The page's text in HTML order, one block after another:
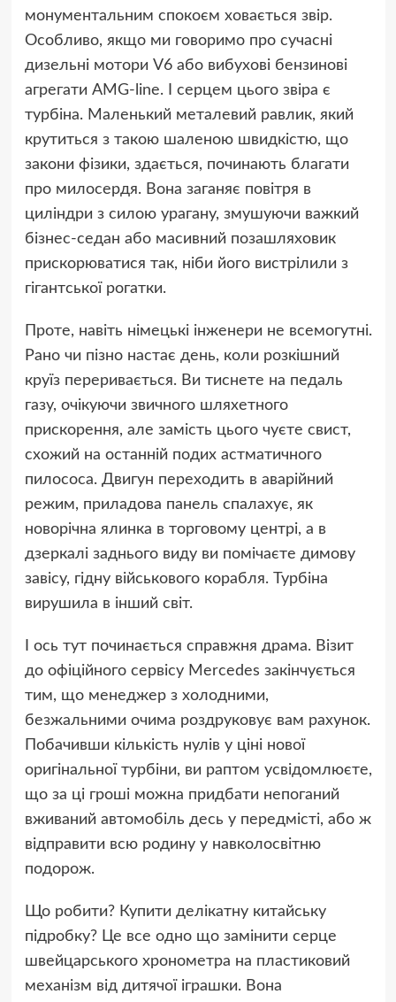
монументальним спокоєм ховається звір.
Особливо, якщо ми говоримо про сучасні
дизельні мотори V6 або вибухові бензинові
агрегати AMG-line. І серцем цього звіра є
турбіна. Маленький металевий равлик, який
крутиться з такою шаленою швидкістю, що
закони фізики, здається, починають благати
про милосердя. Вона заганяє повітря в
циліндри з силою урагану, змушуючи важкий
бізнес-седан або масивний позашляховик
прискорюватися так, ніби його вистрілили з
гігантської рогатки.
Проте, навіть німецькі інженери не всемогутні.
Рано чи пізно настає день, коли розкішний
круїз переривається. Ви тиснете на педаль
газу, очікуючи звичного шляхетного
прискорення, але замість цього чуєте свист,
схожий на останній подих астматичного
пилососа. Двигун переходить в аварійний
режим, приладова панель спалахує, як
новорічна ялинка в торговому центрі, а в
дзеркалі заднього виду ви помічаєте димову
завісу, гідну військового корабля. Турбіна
вирушила в інший світ.
І ось тут починається справжня драма. Візит
до офіційного сервісу Mercedes закінчується
тим, що менеджер з холодними,
безжальними очима роздруковує вам рахунок.
Побачивши кількість нулів у ціні нової
оригінальної турбіни, ви раптом усвідомлюєте,
що за ці гроші можна придбати непоганий
вживаний автомобіль десь у передмісті, або ж
відправити всю родину у навколосвітню
подорож.
Що робити? Купити делікатну китайську
підробку? Це все одно що замінити серце
швейцарського хронометра на пластиковий
механізм від дитячої іграшки. Вона